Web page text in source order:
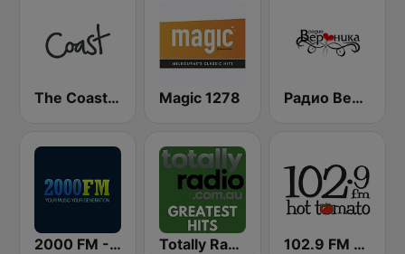
The Coast FM Magic 1278 Радио Вероника 96.7 (Radio Veronika)
2000 FM - Top 40 Totally Radio Greatest Hits 102.9 FM Hot Tomato